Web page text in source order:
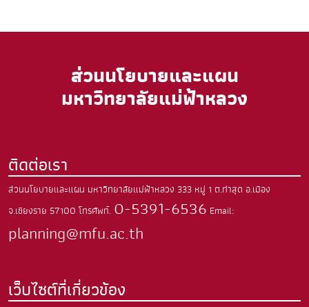
ส่วนนโยบายและแผน
มหาวิทยาลัยแม่ฟ้าหลวง
ติดต่อเรา
ส่วนนโยบายและแผน มหาวิทยาลัยแม่ฟ้าหลวง 333 หมู่ 1 ต.ท่าสุด อ.เมือง
จ.เชียงราย 57100 โทรศัพท์. 0-5391-6536 Email:
planning@mfu.ac.th
เว็บไซต์ที่เกี่ยวข้อง